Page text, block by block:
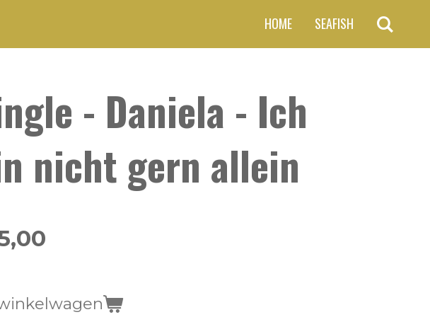
HOME SEAFISH
- Daniela - Ich
nicht gern allein